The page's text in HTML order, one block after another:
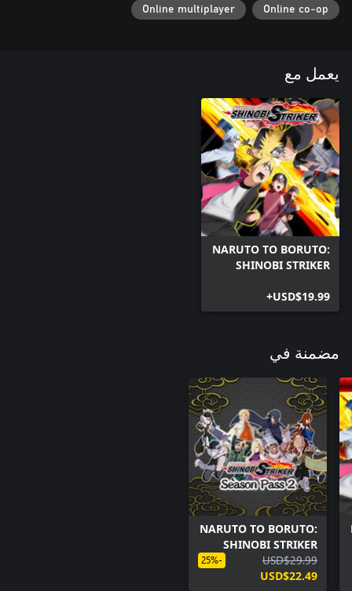
Online co-op
Online multiplayer
يعمل مع
NARUTO TO BORUTO:
SHINOBI STRIKER
USD$19.99+
مضمنة في
NARUTO TO BORUTO:
SHINOBI STRIKER
Season Pass 2
USD$29.99
USD$22.49
-25%